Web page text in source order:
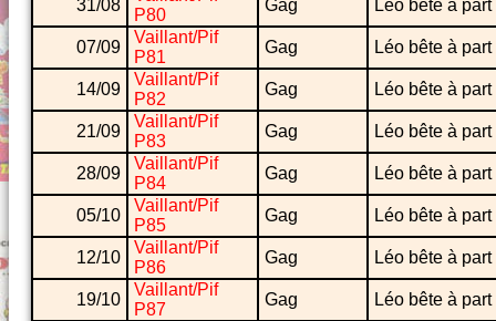
31/08
P80
Gag Léo bête à part
07/09
Vaillant/Pif
P81
Gag Léo bête à part
14/09
Vaillant/Pif
P82
Gag Léo bête à part
21/09
Vaillant/Pif
P83
Gag Léo bête à part
28/09
Vaillant/Pif
P84
Gag Léo bête à part
05/10
Vaillant/Pif
P85
Gag Léo bête à part
12/10
Vaillant/Pif
P86
Gag Léo bête à part
19/10
Vaillant/Pif
P87
Gag Léo bête à part